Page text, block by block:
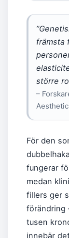
främsta
större
–
För den
fungerar
medan
fillers ger
förändring
tusen
innebär